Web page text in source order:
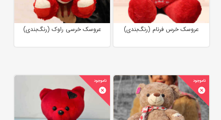
عروسک خرس فرنام (رنگ‌بندی) عروسک خرسی راوک (رنگ‌بندی)